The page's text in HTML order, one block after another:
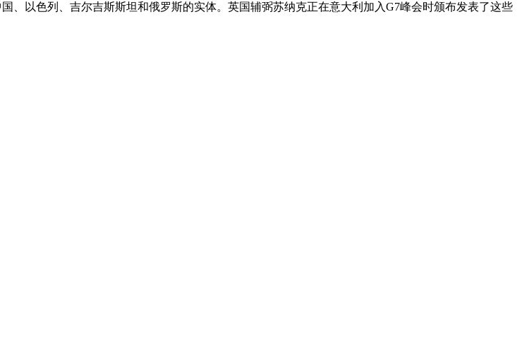
、以色列、吉尔吉斯斯坦和俄罗斯的实体。英国辅弼苏纳克正在意大利加入G7峰会时颁布发表了这些